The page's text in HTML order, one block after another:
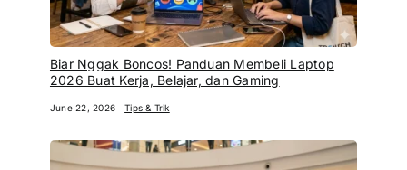
Biar Nggak Boncos! Panduan Membeli Laptop
2026 Buat Kerja, Belajar, dan Gaming
June 22, 2026 Tips & Trik